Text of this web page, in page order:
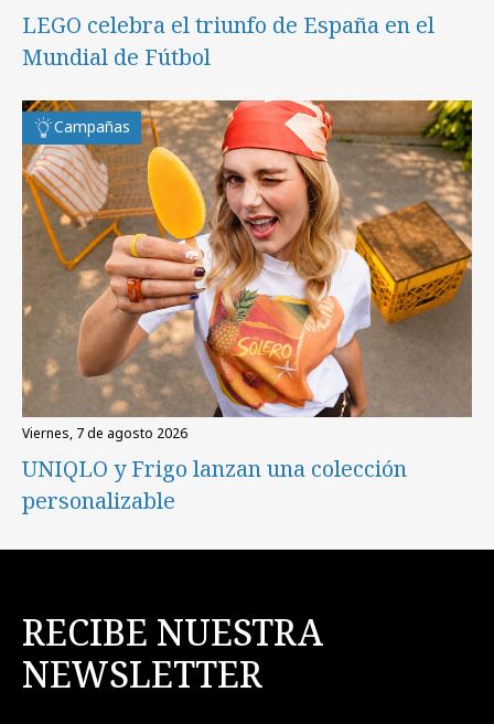
LEGO celebra el triunfo de España en el
Mundial de Fútbol
Campañas
viernes, 7 de agosto 2026
UNIQLO y Frigo lanzan una colección
personalizable
RECIBE NUESTRA
NEWSLETTER